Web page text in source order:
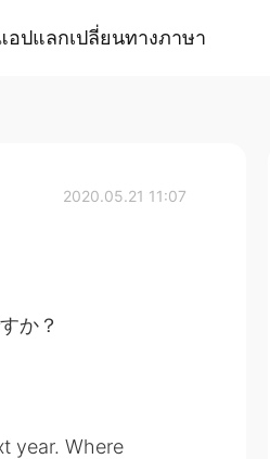
อปแลกเปลี่ยนทางภาษา
2020.05.21 11:07
か？
year. Where